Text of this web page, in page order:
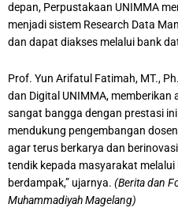
depan, Perpustakaan UNIMMA
menjadi sistem Research Data
dan dapat diakses melalui bank
Prof. Yun Arifatul Fatimah, MT.,
dan Digital UNIMMA, memberikan
sangat bangga dengan prestasi
mendukung pengembangan
agar terus berkarya dan
tendik kepada masyarakat
berdampak,” ujarnya. (Berita dan
Muhammadiyah Magelang)